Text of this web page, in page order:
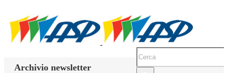
Archivio newsletter